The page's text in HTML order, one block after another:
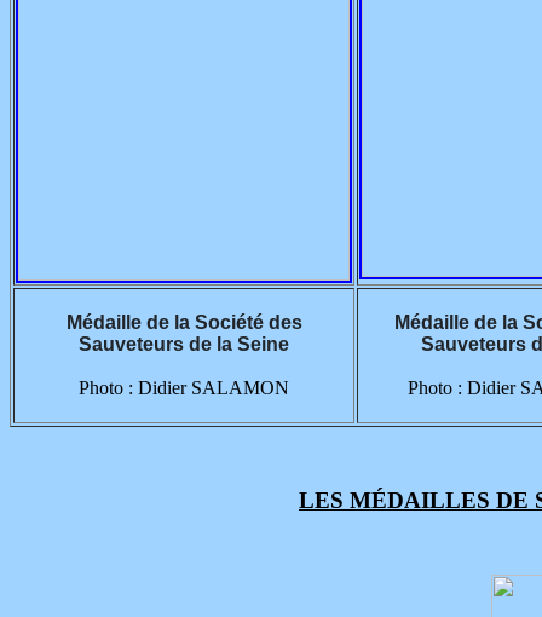
Médaille de la Société des
Sauveteurs de la Seine
Photo : Didier SALAMON
Médaille de la
Sauveteurs
Photo : Didier
LES MÉDAILLES DE